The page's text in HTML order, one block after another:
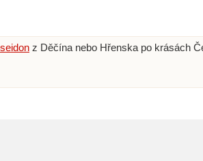
z Děčína nebo Hřenska po krásách